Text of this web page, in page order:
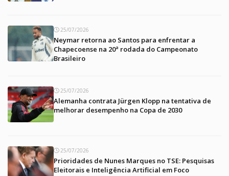
25/07/2026
Neymar retorna ao Santos para enfrentar a
Chapecoense na 20ª rodada do Campeonato
Brasileiro
25/07/2026
Alemanha contrata Jürgen Klopp na tentativa de
melhorar desempenho na Copa de 2030
25/07/2026
Prioridades de Nunes Marques no TSE: Pesquisas
Eleitorais e Inteligência Artificial em Foco